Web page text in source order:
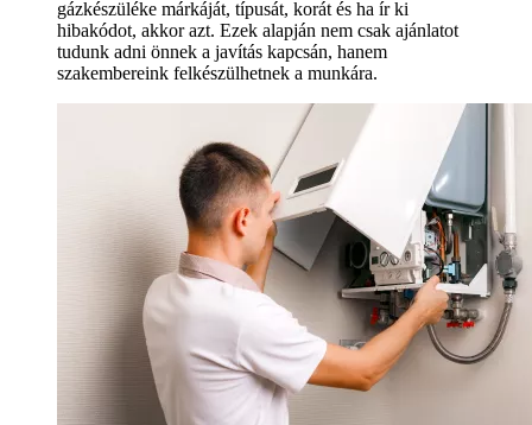
gázkészüléke márkáját, típusát, korát és ha ír ki
hibakódot, akkor azt. Ezek alapján nem csak ajánlatot
tudunk adni önnek a javítás kapcsán, hanem
szakembereink felkészülhetnek a munkára.